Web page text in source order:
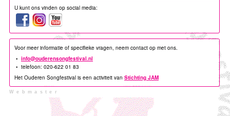
U kunt ons vinden op social media:
Voor meer informatie of specifieke vragen, neem contact op met ons.
• info@ouderensongfestival.nl
• telefoon: 020-622 01 83
Het Ouderen Songfestival is een activiteit van Stichting JAM
Webmaster